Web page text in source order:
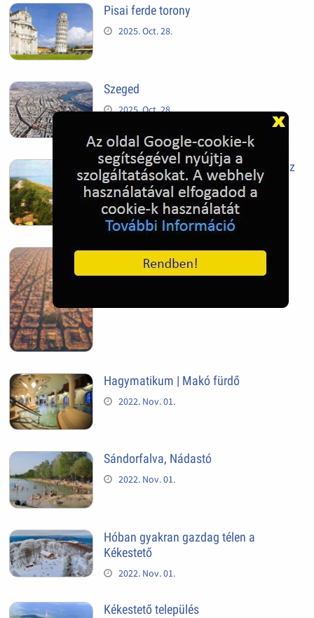
Pisai ferde torony
2025. Oct. 28.
Szeged
2025. Oct. 28.
Siófok, mielőtt beépült az Aranypart az
1970-es évek elején
2024. Nov. 17.
Barcelona, Spanyolország
2022. Dec. 04.
Hagymatikum | Makó fürdő
2022. Nov. 01.
Sándorfalva, Nádastó
2022. Nov. 01.
Hóban gyakran gazdag télen a
Kékestető
2022. Nov. 01.
Kékestető település